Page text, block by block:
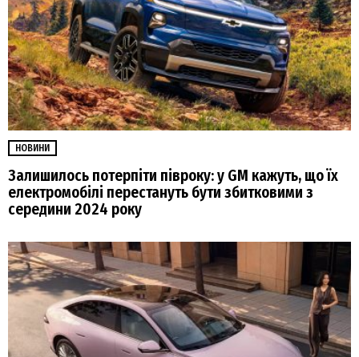
НОВИНИ
Залишилось потерпіти півроку: у GM кажуть, що їх
електромобілі перестануть бути збитковими з
середини 2024 року